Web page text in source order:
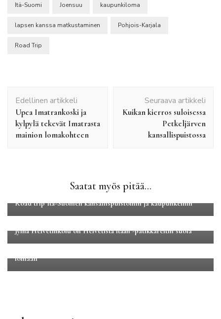
Itä-Suomi Joensuu kaupunkiloma
lapsen kanssa matkustaminen Pohjois-Karjala
Road Trip
selaus
Edellinen artikkeli
Upea Imatrankoski ja
kylpylä tekevät Imatrasta
mainion lomakohteen
Seuraava artikkeli
Kuikan kierros suloisessa
Petkeljärven
kansallispuistossa
Saatat myös pitää...
Maakuntamatkat
Road trip Itä-Suomen kansallispuistoihin ja kaupunkeihin
Jylhä Helvetinkolu on Helvetistä itään -patikkareitin suola
Kaupunkilomat
lomaan